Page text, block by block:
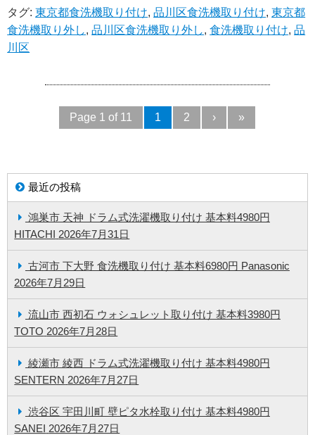
タグ:東京都食洗機取り付け,品川区食洗機取り付け,東京都
食洗機取り外し,品川区食洗機取り外し,食洗機取り付け,品
川区
Page 1 of 11 1 2 › »
最近の投稿
鴻巣市 天神 ドラム式洗濯機取り付け 基本料4980円
HITACHI 2026年7月31日
古河市 下大野 食洗機取り付け 基本料6980円 Panasonic
2026年7月29日
流山市 西初石 ウォシュレット取り付け 基本料3980円
TOTO 2026年7月28日
綾瀬市 綾西 ドラム式洗濯機取り付け 基本料4980円
SENTERN 2026年7月27日
渋谷区 宇田川町 壁ピタ水栓取り付け 基本料4980円
SANEI 2026年7月27日